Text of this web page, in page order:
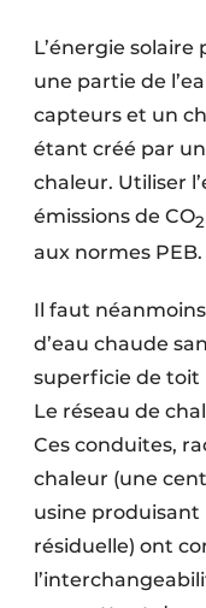
L’énergie
une partie de
capteurs et un
étant créé par
chaleur. Utiliser
émissions de CO2
aux normes PEB.
Il faut
d’eau chaude
superficie de toit
Le réseau de
Ces conduites,
chaleur (une
usine
résiduelle) ont